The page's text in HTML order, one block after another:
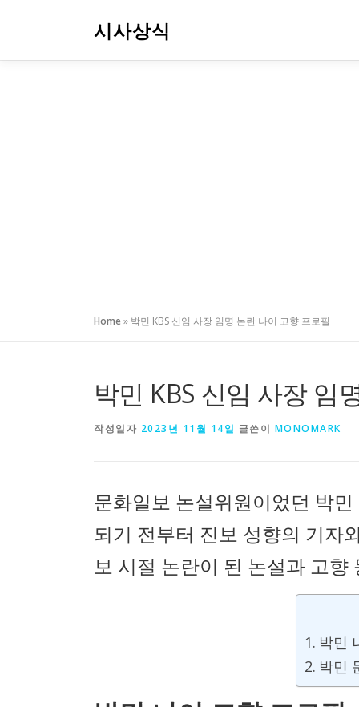
로
시사상식
Home» 박민 KBS 신임 사장 임명 논란 나이 고향 프로필
박민 KBS 신임 사장 임
작성일자 2023년 11월 14일 글쓴이 MONOMARK
문화일보 논설위원이었던 박
되기 전부터 진보 성향의 기자
보 시절 논란이 된 논설과 고
박민
박민